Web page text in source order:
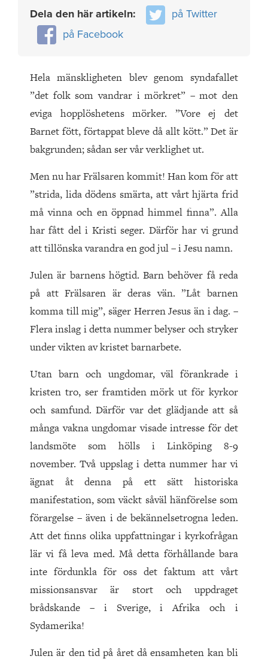
Dela den här artikeln:
på Twitter
på Facebook
Hela mänskligheten blev genom syndafallet
”det folk som vandrar i mörkret” – mot den
eviga hopplöshetens mörker. ”Vore ej det
Barnet fött, förtappat bleve då allt kött.” Det är
bakgrunden; sådan ser vår verklighet ut.
Men nu har Frälsaren kommit! Han kom för att
”strida, lida dödens smärta, att vårt hjärta frid
må vinna och en öppnad himmel finna”. Alla
har fått del i Kristi seger. Därför har vi grund
att tillönska varandra en god jul – i Jesu namn.
Julen är barnens högtid. Barn behöver få reda
på att Frälsaren är deras vän. ”Låt barnen
komma till mig”, säger Herren Jesus än i dag. –
Flera inslag i detta nummer belyser och stryker
under vikten av kristet barnarbete.
Utan barn och ungdomar, väl förankrade i
kristen tro, ser framtiden mörk ut för kyrkor
och samfund. Därför var det glädjande att så
många vakna ungdomar visade intresse för det
landsmöte som hölls i Linköping 8-9
november. Två uppslag i detta nummer har vi
ägnat åt denna på ett sätt historiska
manifestation, som väckt såväl hänförelse som
förargelse – även i de bekännelsetrogna leden.
Att det finns olika uppfattningar i kyrkofrågan
lär vi få leva med. Må detta förhållande bara
inte fördunkla för oss det faktum att vårt
missionsansvar är stort och uppdraget
brådskande – i Sverige, i Afrika och i
Sydamerika!
Julen är den tid på året då ensamheten kan bli